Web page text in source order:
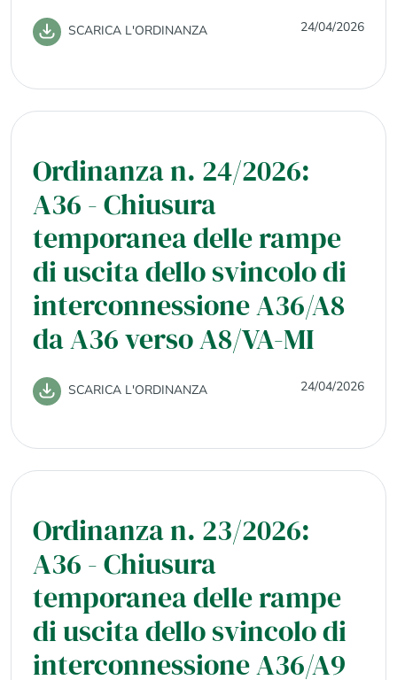
24/04/2026
SCARICA L'ORDINANZA
Ordinanza n. 24/2026:
A36 - Chiusura
temporanea delle rampe
di uscita dello svincolo di
interconnessione A36/A8
da A36 verso A8/VA-MI
24/04/2026
SCARICA L'ORDINANZA
Ordinanza n. 23/2026:
A36 - Chiusura
temporanea delle rampe
di uscita dello svincolo di
interconnessione A36/A9